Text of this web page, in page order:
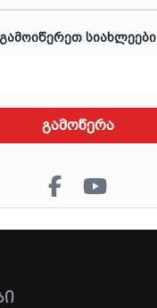
ᲒᲐᲛᲝᲘᲬᲔᲠᲔᲗ ᲡᲘᲐᲮᲚᲔᲔᲑᲘ
გამოწერა